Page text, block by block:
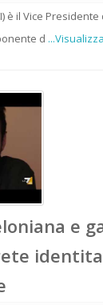
è il Vice
d
e